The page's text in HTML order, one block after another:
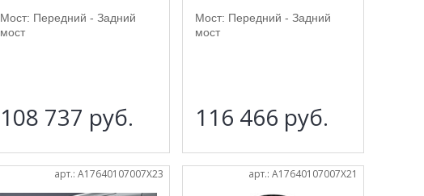
Мост: Передний - Задний
мост
108 737 руб.
Мост: Передний - Задний
мост
116 466 руб.
арт.: A17640107007X23 арт.: A17640107007X21